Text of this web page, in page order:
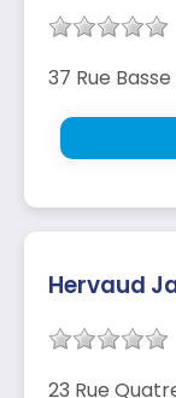
37 Rue
Hervaud
23 Rue